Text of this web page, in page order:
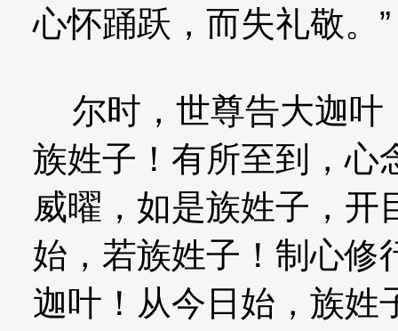
心怀踊跃，而失礼敬。”
尔时，世尊告大迦叶
族姓子！有所至到，心
威曜，如是族姓子，开
始，若族姓子！制心修
迦叶！从今日始，族姓